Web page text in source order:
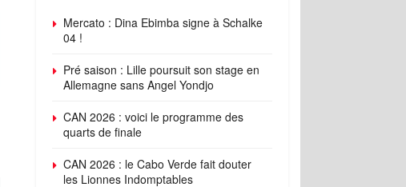
Mercato : Dina Ebimba signe à Schalke
04 !
Pré saison : Lille poursuit son stage en
Allemagne sans Angel Yondjo
CAN 2026 : voici le programme des
quarts de finale
CAN 2026 : le Cabo Verde fait douter
les Lionnes Indomptables